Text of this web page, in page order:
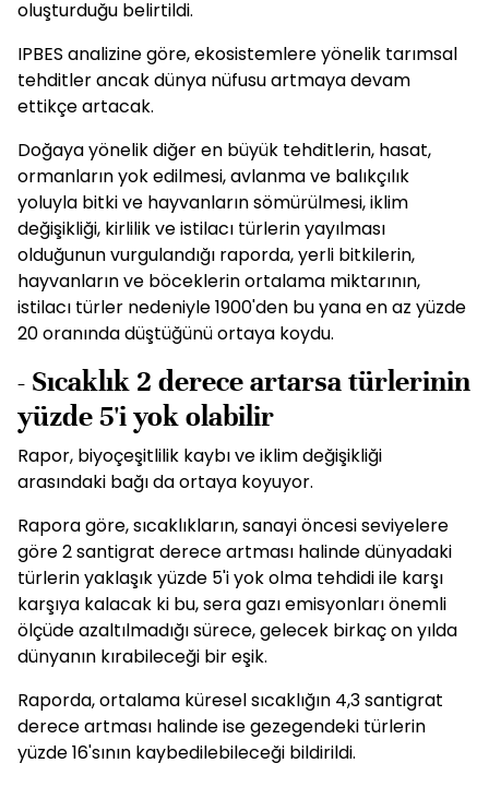
oluşturduğu belirtildi.
IPBES analizine göre, ekosistemlere yönelik tarımsal
tehditler ancak dünya nüfusu artmaya devam
ettikçe artacak.
Doğaya yönelik diğer en büyük tehditlerin, hasat,
ormanların yok edilmesi, avlanma ve balıkçılık
yoluyla bitki ve hayvanların sömürülmesi, iklim
değişikliği, kirlilik ve istilacı türlerin yayılması
olduğunun vurgulandığı raporda, yerli bitkilerin,
hayvanların ve böceklerin ortalama miktarının,
istilacı türler nedeniyle 1900'den bu yana en az yüzde
20 oranında düştüğünü ortaya koydu.
- Sıcaklık 2 derece artarsa türlerinin
yüzde 5'i yok olabilir
Rapor, biyoçeşitlilik kaybı ve iklim değişikliği
arasındaki bağı da ortaya koyuyor.
Rapora göre, sıcaklıkların, sanayi öncesi seviyelere
göre 2 santigrat derece artması halinde dünyadaki
türlerin yaklaşık yüzde 5'i yok olma tehdidi ile karşı
karşıya kalacak ki bu, sera gazı emisyonları önemli
ölçüde azaltılmadığı sürece, gelecek birkaç on yılda
dünyanın kırabileceği bir eşik.
Raporda, ortalama küresel sıcaklığın 4,3 santigrat
derece artması halinde ise gezegendeki türlerin
yüzde 16'sının kaybedilebileceği bildirildi.